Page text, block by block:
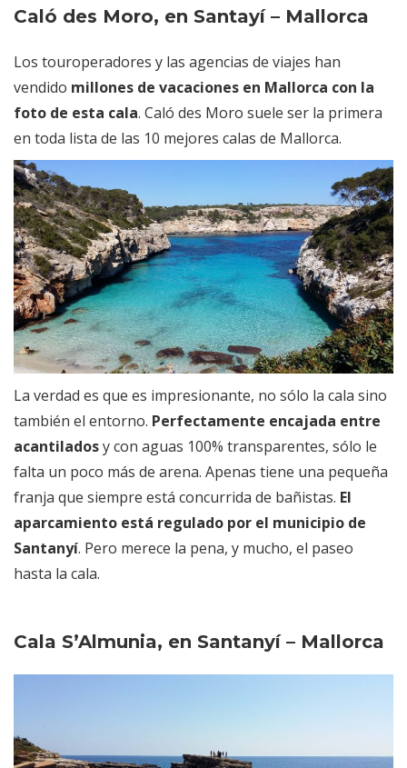
Caló des Moro, en Santayí – Mallorca
Los touroperadores y las agencias de viajes han
vendido millones de vacaciones en Mallorca con la
foto de esta cala. Caló des Moro suele ser la primera
en toda lista de las 10 mejores calas de Mallorca.
La verdad es que es impresionante, no sólo la cala sino
también el entorno. Perfectamente encajada entre
acantiladosy con aguas 100% transparentes, sólo le
falta un poco más de arena. Apenas tiene una pequeña
franja que siempre está concurrida de bañistas. El
aparcamiento está regulado por el municipio de
Santanyí. Pero merece la pena, y mucho, el paseo
hasta la cala.
Cala S’Almunia, en Santanyí – Mallorca